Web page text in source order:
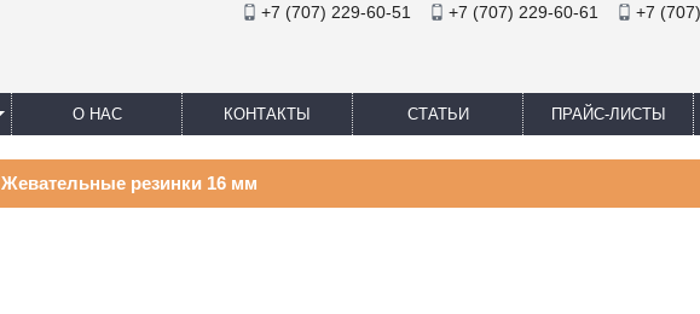
+7 (707) 229-60-51 +7 (707) 229-60-61 +7
О НАС КОНТАКТЫ СТАТЬИ ПРАЙС-ЛИСТЫ
Жевательные резинки 16 мм